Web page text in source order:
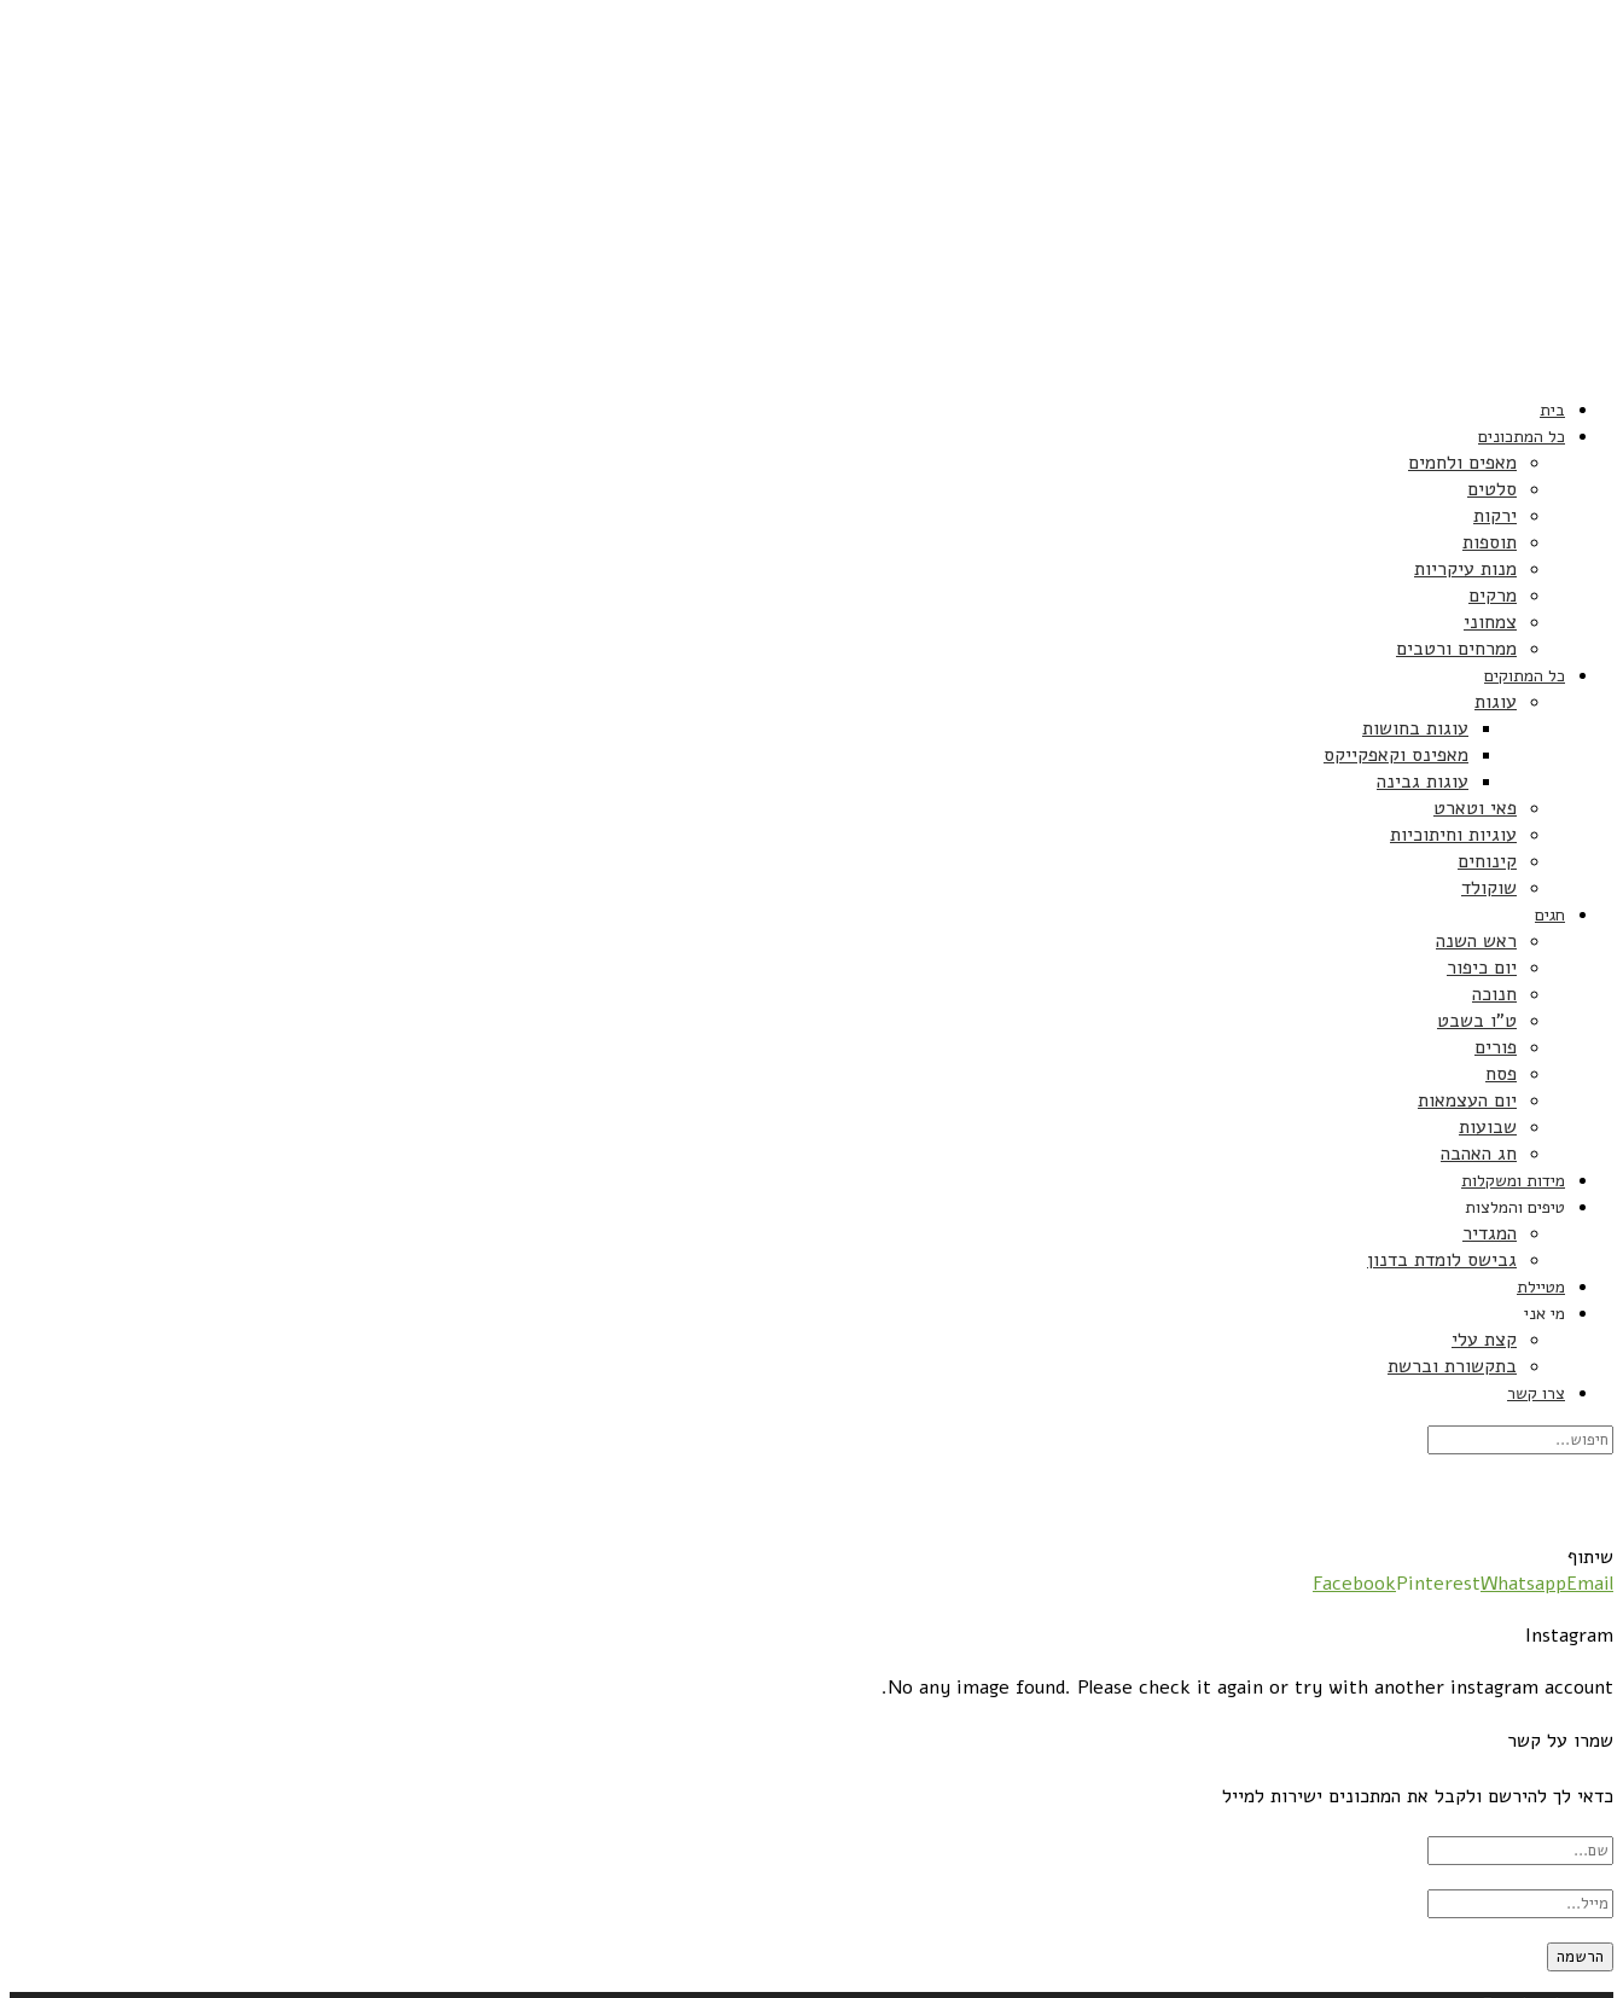
בית
כל המתכונים
מאפים ולחמים
סלטים
ירקות
תוספות
מנות עיקריות
מרקים
צמחוני
ממרחים ורטבים
כל המתוקים
עוגות
עוגות בחושות
מאפינס וקאפקייקס
עוגות גבינה
פאי וטארט
עוגיות וחיתוכיות
קינוחים
שוקולד
חגים
ראש השנה
יום כיפור
חנוכה
ט”ו בשבט
פורים
פסח
יום העצמאות
שבועות
חג האהבה
מידות ומשקלות
טיפים והמלצות
המגדיר
גבישס לומדת בדנון
מטיילת
מי אני
קצת עלי
בתקשורת וברשת
צרו קשר
שיתוף
FacebookPinterestWhatsappEmail
Instagram
No any image found. Please check it again or try with another instagram account.
שמרו על קשר
כדאי לך להירשם ולקבל את המתכונים ישירות למייל